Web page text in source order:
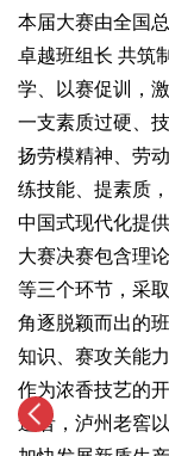
本届大赛由全国
卓越班组长 共筑
学、以赛促训，
一支素质过硬、
扬劳模精神、劳
练技能、提素质
中国式现代化提
大赛决赛包含理
等三个环节，采
角逐脱颖而出的
知识、赛攻关能
作为浓香技艺的
造者，泸州老窖